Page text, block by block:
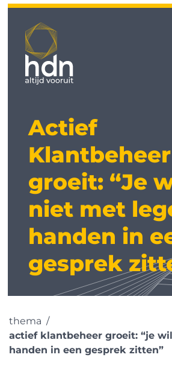
Actief
Klantbeheer
groeit: “Je
niet met
handen in
gesprek
thema
actief klantbeheer groeit: “je
handen in een gesprek zitten”